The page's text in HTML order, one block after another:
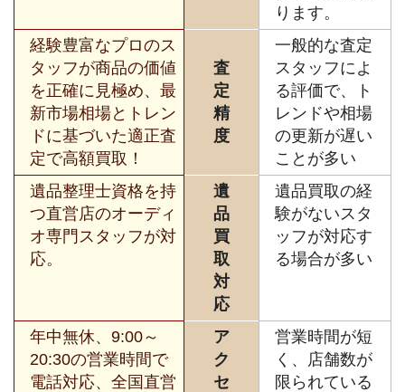
ります。
経験豊富なプロのス
タッフが商品の価値
を正確に見極め、最
新市場相場とトレン
ドに基づいた適正査
定で高額買取！
査
定
精
度
一般的な査定
スタッフによ
る評価で、ト
レンドや相場
の更新が遅い
ことが多い
遺品整理士資格を持
つ直営店のオーディ
オ専門スタッフが対
応。
遺
品
買
取
対
応
遺品買取の経
験がないスタ
ッフが対応す
る場合が多い
年中無休、9:00～
20:30の営業時間で
電話対応、全国直営
ア
ク
セ
営業時間が短
く、店舗数が
限られている